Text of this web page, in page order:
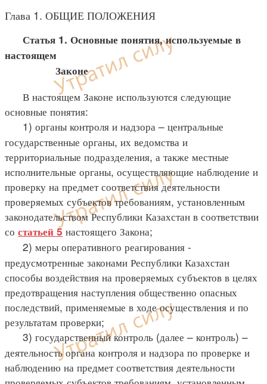
Глава 1. ОБЩИЕ ПОЛОЖЕНИЯ
Статья 1. Основные понятия, используемые в
настоящем
Законе
В настоящем Законе используются следующие
основные понятия:
1) органы контроля и надзора – центральные
государственные органы, их ведомства и
территориальные подразделения, а также местные
исполнительные органы, осуществляющие наблюдение и
проверку на предмет соответствия деятельности
проверяемых субъектов требованиям, установленным
законодательством Республики Казахстан в соответствии
со статьей 5настоящего Закона;
2) меры оперативного реагирования -
предусмотренные законами Республики Казахстан
способы воздействия на проверяемых субъектов в целях
предотвращения наступления общественно опасных
последствий, применяемые в ходе осуществления и по
результатам проверки;
3) государственный контроль (далее – контроль) –
деятельность органа контроля и надзора по проверке и
наблюдению на предмет соответствия деятельности